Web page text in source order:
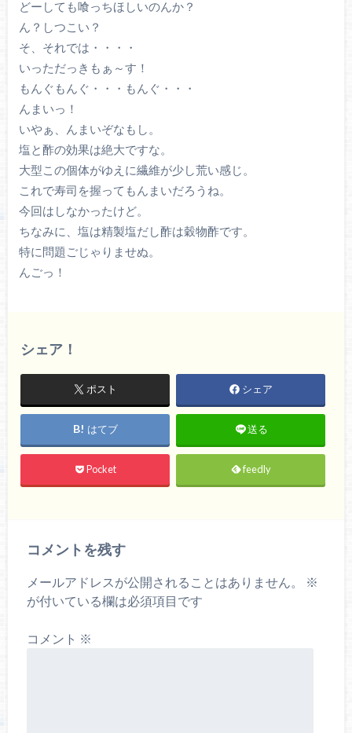
どーしても喰っちほしいのんか？
ん？しつこい？
そ、それでは・・・・
いっただっきもぁ～す！
もんぐもんぐ・・・もんぐ・・・
んまいっ！
いやぁ、んまいぞなもし。
塩と酢の効果は絶大ですな。
大型この個体がゆえに繊維が少し荒い感じ。
これで寿司を握ってもんまいだろうね。
今回はしなかったけど。
ちなみに、塩は精製塩だし酢は穀物酢です。
特に問題ごじゃりませぬ。
んごっ！
シェア！
ポスト シェア
はてブ 送る
Pocket feedly
コメントを残す
メールアドレスが公開されることはありません。
※
が付いている欄は必須項目です
コメント ※